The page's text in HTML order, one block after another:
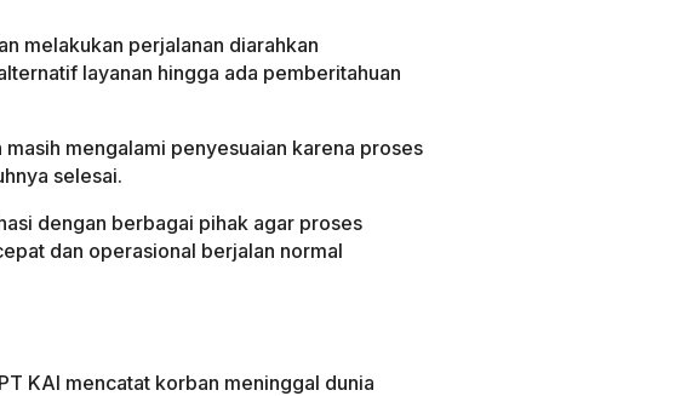
melakukan perjalanan diarahkan
layanan hingga ada pemberitahuan
mengalami penyesuaian karena proses
selesai.
dengan berbagai pihak agar proses
dan operasional berjalan normal
KAI mencatat korban meninggal dunia